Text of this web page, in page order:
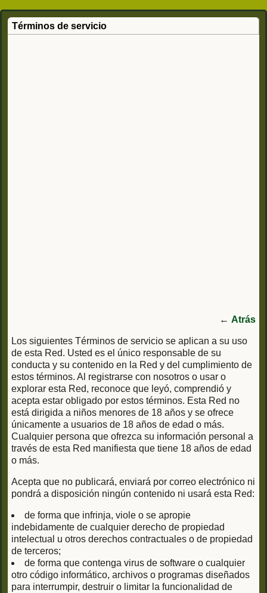
Términos de servicio
← Atrás
Los siguientes Términos de servicio se aplican a su uso
de esta Red. Usted es el único responsable de su
conducta y su contenido en la Red y del cumplimiento de
estos términos. Al registrarse con nosotros o usar o
explorar esta Red, reconoce que leyó, comprendió y
acepta estar obligado por estos términos. Esta Red no
está dirigida a niños menores de 18 años y se ofrece
únicamente a usuarios de 18 años de edad o más.
Cualquier persona que ofrezca su información personal a
través de esta Red manifiesta que tiene 18 años de edad
o más.
Acepta que no publicará, enviará por correo electrónico ni
pondrá a disposición ningún contenido ni usará esta Red:
de forma que infrinja, viole o se apropie
indebidamente de cualquier derecho de propiedad
intelectual u otros derechos contractuales o de propiedad
de terceros;
de forma que contenga virus de software o cualquier
otro código informático, archivos o programas diseñados
para interrumpir, destruir o limitar la funcionalidad de